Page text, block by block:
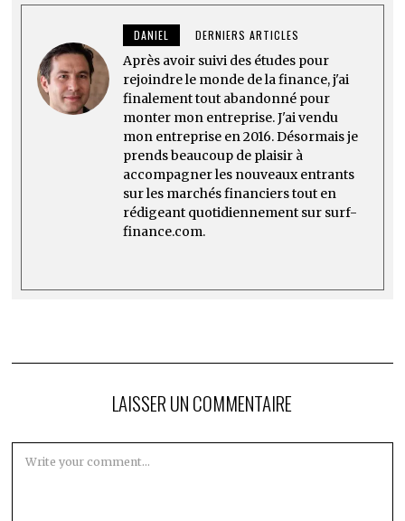
DANIEL DERNIERS ARTICLES
Après avoir suivi des études pour
rejoindre le monde de la finance, j'ai
finalement tout abandonné pour
monter mon entreprise. J'ai vendu
mon entreprise en 2016. Désormais je
prends beaucoup de plaisir à
accompagner les nouveaux entrants
sur les marchés financiers tout en
rédigeant quotidiennement sur surf-
finance.com.
LAISSER UN COMMENTAIRE